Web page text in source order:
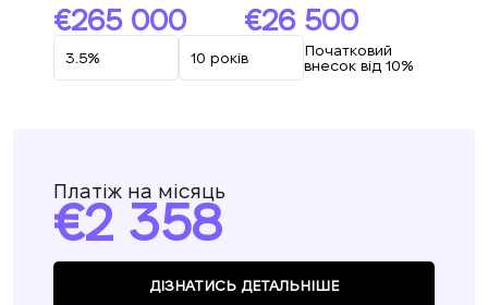
265 000 26 500
Початковий
внесок від 10%
Платіж на місяць
2 358
ДІЗНАТИСЬ ДЕТАЛЬНІШЕ